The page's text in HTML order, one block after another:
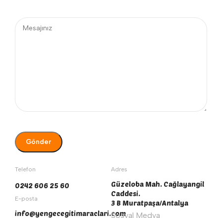
Telefon
0242 606 25 60
E-posta
info@yengecegitimaraclari.com
Adres
Güzeloba Mah. Cağlayangil
Caddesi.
3 B Muratpaşa/Antalya
Sosyal Medya